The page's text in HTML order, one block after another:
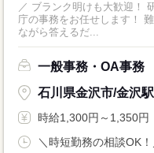
／ ブランク明けも大歓迎！ 研
庁の事務をお任せします！
ながら答えるだ...
一般事務・OA事務
石川県金沢市/金沢駅
時給1,300円～1,350円
＼時短勤務の相談OK